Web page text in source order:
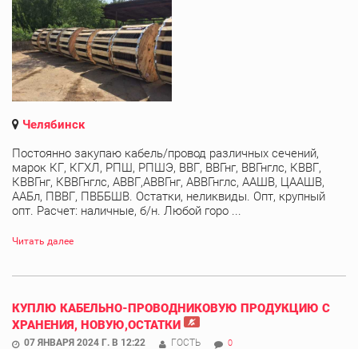
Челябинск
Постоянно закупаю кабель/провод различных сечений,
марок КГ, КГХЛ, РПШ, РПШЭ, ВВГ, ВВГнг, ВВГнглс, КВВГ,
КВВГнг, КВВГнглс, АВВГ,АВВГнг, АВВГнглс, ААШВ, ЦААШВ,
ААБл, ПВВГ, ПВББШВ. Остатки, неликвиды. Опт, крупный
опт. Расчет: наличные, б/н. Любой горо ...
Читать далее
КУПЛЮ КАБЕЛЬНО-ПРОВОДНИКОВУЮ ПРОДУКЦИЮ С
ХРАНЕНИЯ, НОВУЮ,ОСТАТКИ
07 ЯНВАРЯ 2024 Г. В 12:22 ГОСТЬ 0